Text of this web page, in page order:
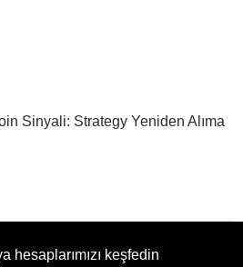
Sinyali: Strategy Yeniden Alıma
hesaplarımızı keşfedin